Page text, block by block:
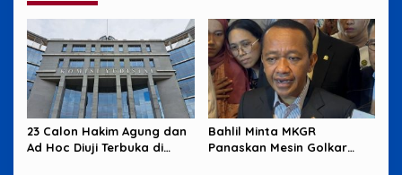
23 Calon Hakim Agung dan
Ad Hoc Diuji Terbuka di
Bahlil Minta MKGR
Panaskan Mesin Golkar